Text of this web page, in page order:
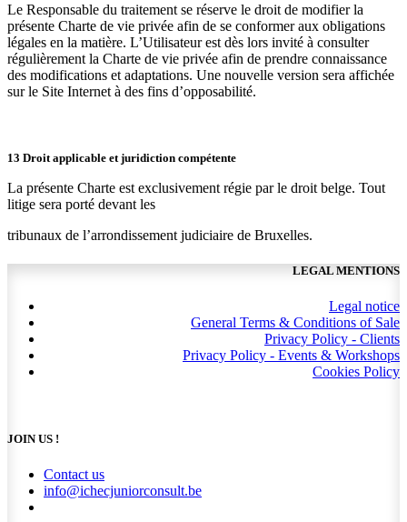
Le Responsable du traitement se réserve le droit de modifier la
présente Charte de vie privée afin de se conformer aux obligations
légales en la matière. L’Utilisateur est dès lors invité à consulter
régulièrement la Charte de vie privée afin de prendre connaissance
des modifications et adaptations. Une nouvelle version sera affichée
sur le Site Internet à des fins d’opposabilité.
13 Droit applicable et juridiction compétente
La présente Charte est exclusivement régie par le droit belge. Tout
litige sera porté devant les
tribunaux de l’arrondissement judiciaire de Bruxelles.
LEGAL MENTIONS
Legal notice
General Terms & Conditions of Sale
Privacy Policy - Clients
Privacy Policy - Events & Workshops
Cookies Policy
JOIN US !
Contact us
info@ichecjuniorconsult.be